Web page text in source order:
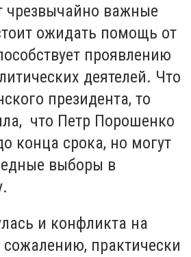
чрезвычайно важные
ожидать помощь от
проявлению
деятелей. Что
президента, то
что Петр Порошенко
конца срока, но могут
выборы в
и конфликта на
сожалению, практически